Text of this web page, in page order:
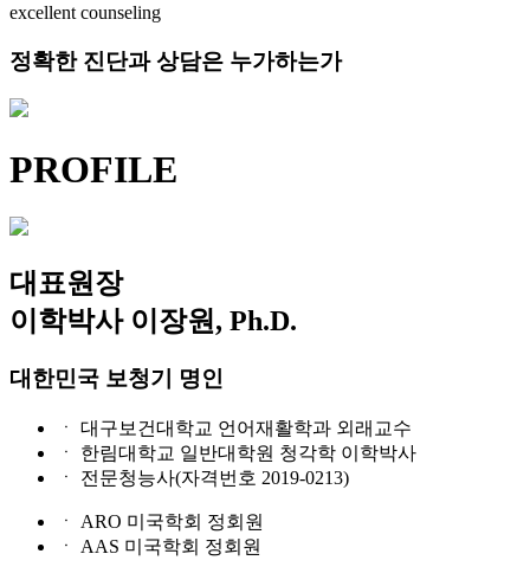
excellent counseling
정확한 진단과 상담은 누가하는가
PROFILE
대표원장
이학박사 이장원, Ph.D.
대한민국 보청기 명인
ㆍ 대구보건대학교 언어재활학과 외래교수
ㆍ 한림대학교 일반대학원 청각학 이학박사
ㆍ 전문청능사(자격번호 2019-0213)
ㆍ ARO 미국학회 정회원
ㆍ AAS 미국학회 정회원